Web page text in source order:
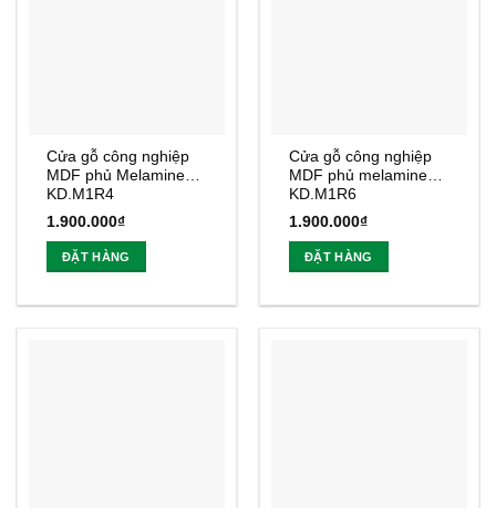
Cửa gỗ công nghiệp
MDF phủ Melamine
KD.M1R4
1.900.000₫
ĐẶT HÀNG
Cửa gỗ công nghiệp
MDF phủ melamine
KD.M1R6
1.900.000₫
ĐẶT HÀNG